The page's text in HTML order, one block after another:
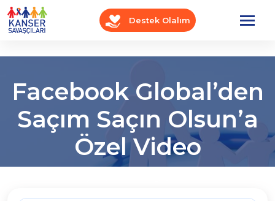
Destek Olalım
Facebook Global’den
Saçım Saçın Olsun’a
Özel Video